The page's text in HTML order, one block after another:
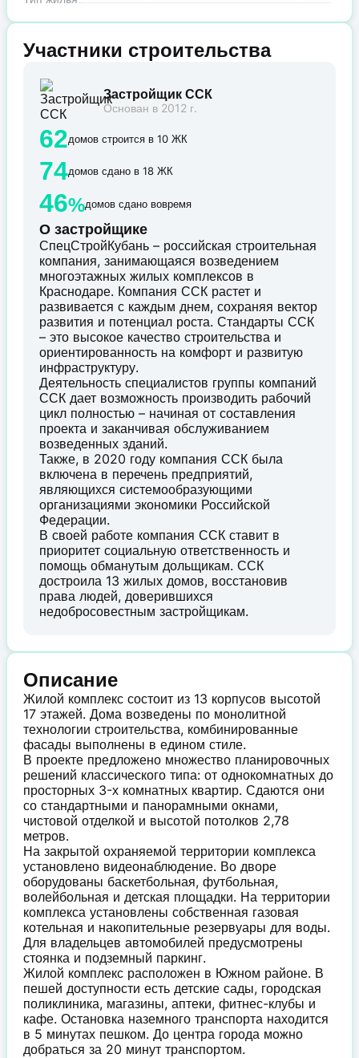
Участники строительства
Застройщик ССК
Основан в 2012 г.
62домов строится в 10 ЖК
74домов сдано в 18 ЖК
46%домов сдано вовремя
О застройщике
СпецСтройКубань – российская строительная
компания, занимающаяся возведением
многоэтажных жилых комплексов в
Краснодаре. Компания ССК растет и
развивается с каждым днем, сохраняя вектор
развития и потенциал роста. Стандарты ССК
– это высокое качество строительства и
ориентированность на комфорт и развитую
инфраструктуру.
Деятельность специалистов группы компаний
ССК дает возможность производить рабочий
цикл полностью – начиная от составления
проекта и заканчивая обслуживанием
возведенных зданий.
Также, в 2020 году компания ССК была
включена в перечень предприятий,
являющихся системообразующими
организациями экономики Российской
Федерации.
В своей работе компания ССК ставит в
приоритет социальную ответственность и
помощь обманутым дольщикам. ССК
достроила 13 жилых домов, восстановив
права людей, доверившихся
недобросовестным застройщикам.
Описание
Жилой комплекс состоит из 13 корпусов высотой
17 этажей. Дома возведены по монолитной
технологии строительства, комбинированные
фасады выполнены в едином стиле.
В проекте предложено множество планировочных
решений классического типа: от однокомнатных до
просторных 3-х комнатных квартир. Сдаются они
со стандартными и панорамными окнами,
чистовой отделкой и высотой потолков 2,78
метров.
На закрытой охраняемой территории комплекса
установлено видеонаблюдение. Во дворе
оборудованы баскетбольная, футбольная,
волейбольная и детская площадки. На территории
комплекса установлены собственная газовая
котельная и накопительные резервуары для воды.
Для владельцев автомобилей предусмотрены
стоянка и подземный паркинг.
Жилой комплекс расположен в Южном районе. В
пешей доступности есть детские сады, городская
поликлиника, магазины, аптеки, фитнес-клубы и
кафе. Остановка наземного транспорта находится
в 5 минутах пешком. До центра города можно
добраться за 20 минут транспортом.